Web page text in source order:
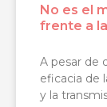
No es el
frente a
A pesar de
eficacia de
y la